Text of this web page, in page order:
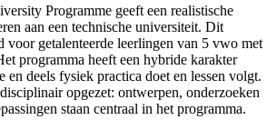
Programme geeft een realistische
aan een technische universiteit. Dit
voor getalenteerde leerlingen van 5 vwo met
programma heeft een hybride karakter
en deels fysiek practica doet en lessen volgt.
opgezet: ontwerpen, onderzoeken
staan centraal in het programma.